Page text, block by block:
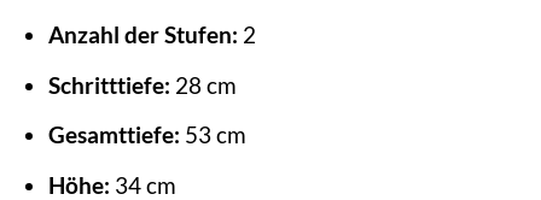
Anzahl der Stufen: 2
Schritttiefe: 28 cm
Gesamttiefe: 53 cm
Höhe: 34 cm